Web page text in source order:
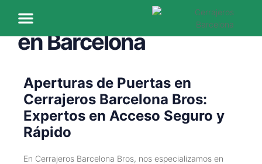
Aperturas de Puertas
en Barcelona
Aperturas de Puertas en
Cerrajeros Barcelona Bros:
Expertos en Acceso Seguro y
Rápido
En Cerrajeros Barcelona Bros, nos especializamos en